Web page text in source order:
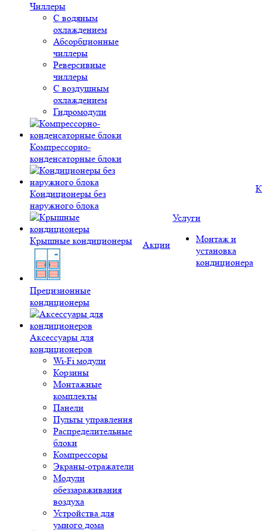
Чиллеры
С водяным
охлаждением
Абсорбционные
чиллеры
Реверсивные
чиллеры
С воздушным
охлаждением
Гидромодули
Компрессорно-
конденсаторные блоки
Кондиционеры без
наружного блока
Крышные кондиционеры
Прецизионные
кондиционеры
Аксессуары для
кондиционеров
Wi-Fi модули
Корзины
Монтажные
комплекты
Панели
Пульты управления
Распределительные
блоки
Компрессоры
Экраны-отражатели
Модули
обеззараживания
воздуха
Устройства для
умного дома
Акции
Услуги
Монтаж и
установка
кондиционера